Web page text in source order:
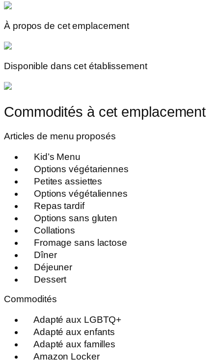
À propos de cet emplacement
Disponible dans cet établissement
Commodités à cet emplacement
Articles de menu proposés
Kid’s Menu
Options végétariennes
Petites assiettes
Options végétaliennes
Repas tardif
Options sans gluten
Collations
Fromage sans lactose
Dîner
Déjeuner
Dessert
Commodités
Adapté aux LGBTQ+
Adapté aux enfants
Adapté aux familles
Amazon Locker